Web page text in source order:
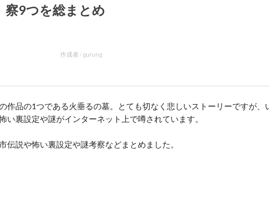
察9つを総まとめ
作成者 / gurung
作品の1つである火垂るの墓。とても切なく悲しいストーリーですが、
い裏設定や謎がインターネット上で噂されています。
伝説や怖い裏設定や謎考察などまとめました。